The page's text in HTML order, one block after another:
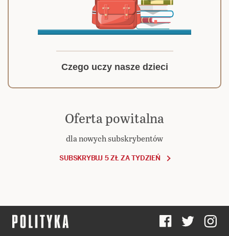
Czego uczy nasze dzieci
Oferta powitalna
dla nowych subskrybentów
SUBSKRYBUJ 5 ZŁ ZA TYDZIEŃ